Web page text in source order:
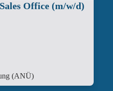
Office (m/w/d)
(ANÜ)